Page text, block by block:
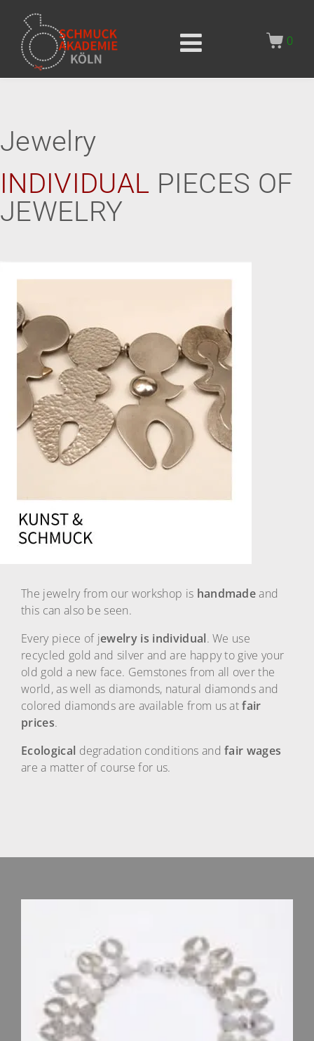
0
Jewelry
INDIVIDUAL PIECES OF
JEWELRY
The jewelry from our workshop is handmadeand
this can also be seen.
Every piece of jewelry is individual. We use
recycled gold and silver and are happy to give your
old gold a new face. Gemstones from all over the
world, as well as diamonds, natural diamonds and
colored diamonds are available from us atfair
prices.
Ecological degradation conditions andfair wages
are a matter of course for us.